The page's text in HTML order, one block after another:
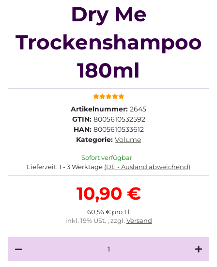
Dry Me
Trockenshampoo
180ml
Artikelnummer: 2645
GTIN: 8005610532592
HAN: 8005610533612
Kategorie: Volume
Sofort verfügbar
Lieferzeit: 1 - 3 Werktage (DE - Ausland abweichend)
10,90 €
60,56 € pro 1 l
inkl. 19% USt. , zzgl. Versand